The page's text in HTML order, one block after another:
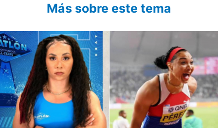
Más sobre este tema